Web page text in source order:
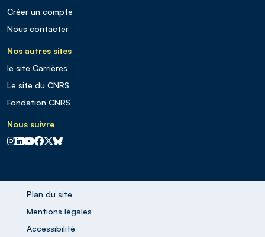
Créer un compte
Nous contacter
Nos autres sites
le site Carrières
Le site du CNRS
Fondation CNRS
Nous suivre
CNRS sur Instagram
CNRS sur Linkedin
CNRS sur Youtube
CNRS sur Facebook
CNRS sur X
CNRS sur Blus sky
Plan du site
Mentions légales
Accessibilité